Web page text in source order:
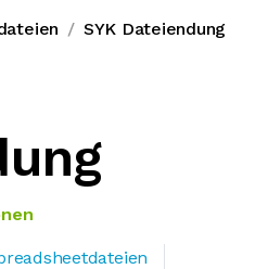
SYK Dateiendung